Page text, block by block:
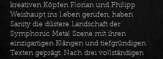
kreativen Köpfen Florian und Philipp
Weishaupt ins Leben gerufen, haben
Sanity die düstere Landschaft der
Symphonic Metal Szene mit ihren
einzigartigen Klängen und tiefgründigen
Texten geprägt. Nach drei vollständigen